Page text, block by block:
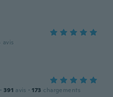
avis
· 391 avis · 173 chargements